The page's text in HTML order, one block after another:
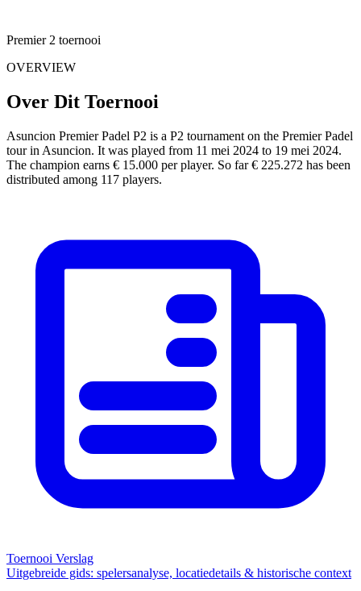
Premier 2 toernooi
OVERVIEW
Over Dit Toernooi
Asuncion Premier Padel P2 is a P2 tournament on the Premier Padel
tour in Asuncion. It was played from 11 mei 2024 to 19 mei 2024.
The champion earns € 15.000 per player. So far € 225.272 has been
distributed among 117 players.
Toernooi Verslag
Uitgebreide gids: spelersanalyse, locatiedetails & historische context